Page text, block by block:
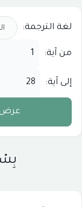
لغة الترجمة:
من آية:
إلى آية:
عرض